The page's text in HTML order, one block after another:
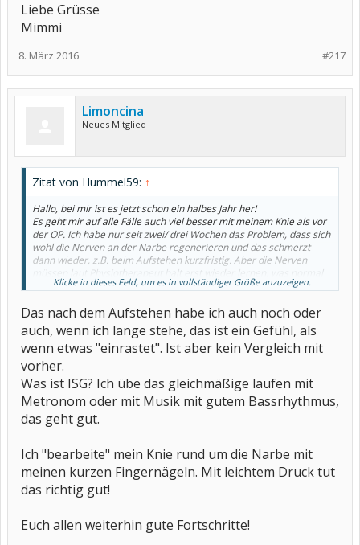
Liebe Grüsse
Mimmi
#217
8. März 2016
Limoncina
Neues Mitglied
Zitat von Hummel59: ↑
Hallo, bei mir ist es jetzt schon ein halbes Jahr her!
Es geht mir auf alle Fälle auch viel besser mit meinem Knie als vor
der OP. Ich habe nur seit zwei/ drei Wochen das Problem, dass sich
wohl die Nerven an der Narbe regenerieren und das schmerzt
dann wieder, z.B. beim Aufstehen kurzfristig. Aber die Nerven
müssen laut Physiotherapeut halt erst wieder lernen, was normal
mir allerdings noch nicht. Denn anscheinend laufe ich immer noch
schief, wenn ich länger laufe, fängt mein ISG an zu meckern. Aber
auch dem widmet sich der Physiotherapeut jetzt und es ist schon
besser geworden.
Klicke in dieses Feld, um es in vollständiger Größe anzuzeigen.
Das nach dem Aufstehen habe ich auch noch oder
auch, wenn ich lange stehe, das ist ein Gefühl, als
wenn etwas "einrastet". Ist aber kein Vergleich mit
vorher.
Was ist ISG? Ich übe das gleichmäßige laufen mit
Metronom oder mit Musik mit gutem Bassrhythmus,
das geht gut.
Ich "bearbeite" mein Knie rund um die Narbe mit
meinen kurzen Fingernägeln. Mit leichtem Druck tut
das richtig gut!
Euch allen weiterhin gute Fortschritte!